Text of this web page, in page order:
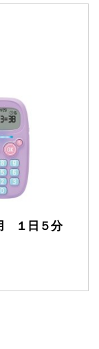
１日５分